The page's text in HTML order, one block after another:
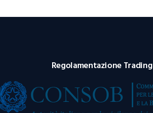
Regolamentazione Trading